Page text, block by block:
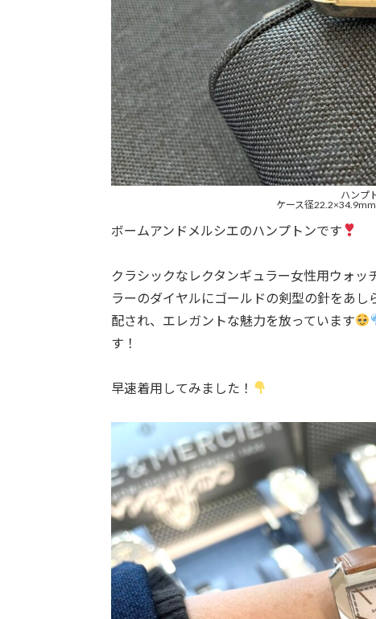
ハンプ
ケース径
ボームアンドメルシエのハンプトンです
クラシックなレクタンギュラー女性用ウォ
ラーのダイヤルにゴールドの剣型の針をあ
配され、エレガントな魅力を放っています
す！
早速着用してみました！